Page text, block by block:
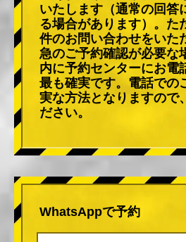
いたします（通常の回答
る場合があります）。た
件のお問い合わせをいた
急のご予約確認が必要な
内に予約センターにお電
最も確実です。電話での
実な方法となりますので
ださい。
WhatsAppで予約